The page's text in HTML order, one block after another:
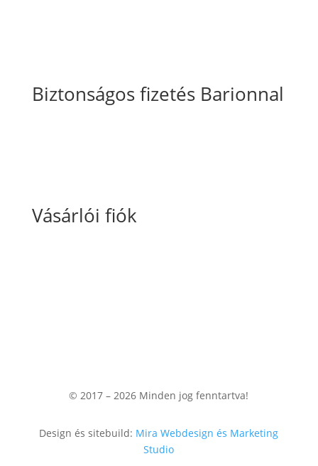
Biztonságos fizetés Barionnal
Vásárlói fiók
© 2017 – 2026 Minden jog fenntartva!
Design és sitebuild: Mira Webdesign és Marketing
Studio